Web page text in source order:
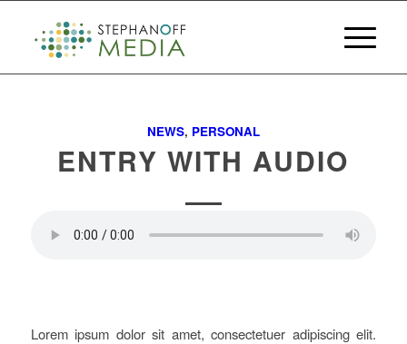
NEWS, PERSONAL
ENTRY WITH AUDIO
Lorem ipsum dolor sit amet, consectetuer adipiscing elit.